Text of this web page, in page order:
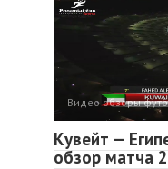
Видео обзоры
Кувейт —
обзор матча